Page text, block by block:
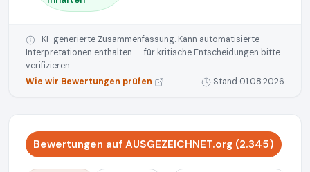
KI-generierte Zusammenfassung. Kann automatisierte
Interpretationen enthalten — für kritische Entscheidungen bitte
verifizieren.
Wie wir Bewertungen prüfen
Stand 01.08.2026
Bewertungen auf AUSGEZEICHNET.org (2.345)